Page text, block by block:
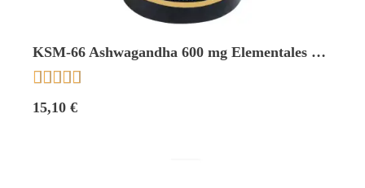
KSM-66 Ashwagandha 600 mg Elementales 30
caps. Novadiet

15,10 €